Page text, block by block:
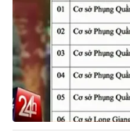
VTV Sức khoẻ
Thị trường 24h
VTV4